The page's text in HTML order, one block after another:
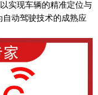
实现车辆的精准定位与
动驾驶技术的成熟应